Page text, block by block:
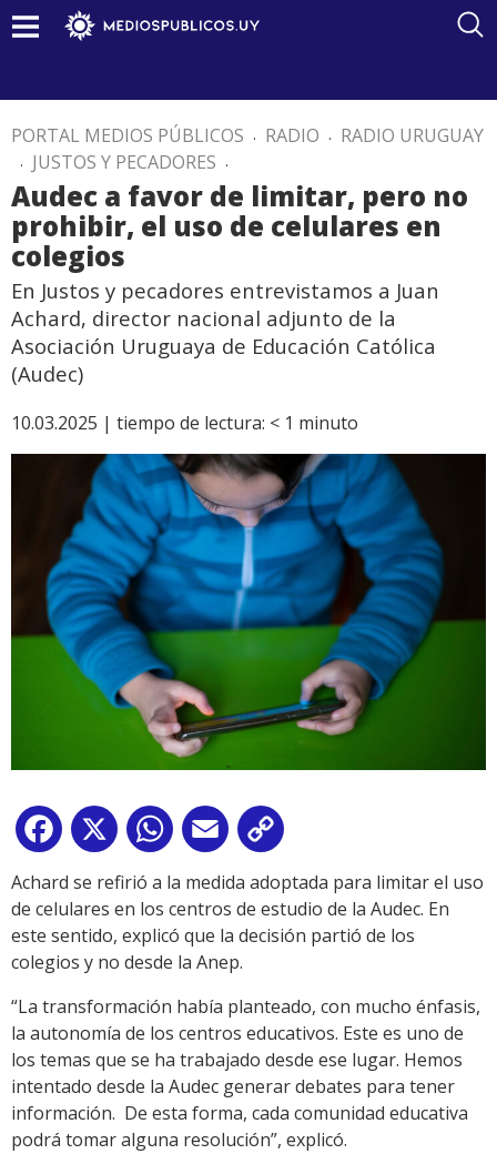
PORTAL MEDIOS PÚBLICOS . RADIO . RADIO URUGUAY
. JUSTOS Y PECADORES .
Audec a favor de limitar, pero no
prohibir, el uso de celulares en
colegios
En Justos y pecadores entrevistamos a Juan
Achard, director nacional adjunto de la
Asociación Uruguaya de Educación Católica
(Audec)
10.03.2025 | tiempo de lectura: < 1 minuto
Facebook
X WhatsApp
Email
Link
Achard se refirió a la medida adoptada para limitar el uso
de celulares en los centros de estudio de la Audec. En
este sentido, explicó que la decisión partió de los
colegios y no desde la Anep.
“La transformación había planteado, con mucho énfasis,
la autonomía de los centros educativos. Este es uno de
los temas que se ha trabajado desde ese lugar. Hemos
intentado desde la Audec generar debates para tener
información. De esta forma, cada comunidad educativa
podrá tomar alguna resolución”, explicó.